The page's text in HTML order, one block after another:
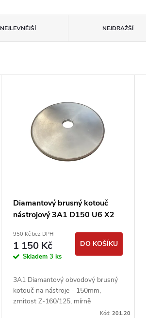
NEJLEVNĚJŠÍ NEJDRAŽŠÍ
Diamantový brusný kotouč
nástrojový 3A1 D150 U6 X2
jakost
950 Kč bez DPH
1 150 Kč
Skladem3 ks
DO KOŠÍKU
3A1 Diamantový obvodový brusný
kotouč na nástroje - 150mm,
zrnitost Z-160/125, mírně
Kód: 201.20